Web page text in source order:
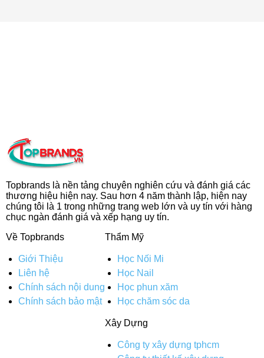
Topbrands là nền tảng chuyên nghiên cứu và đánh giá các
thương hiệu hiện nay. Sau hơn 4 năm thành lập, hiện nay
chúng tôi là 1 trong những trang web lớn và uy tín với hàng
chục ngàn đánh giá và xếp hạng uy tín.
Về Topbrands
Giới Thiệu
Liên hệ
Chính sách nội dung
Chính sách bảo mật
Thẩm Mỹ
Học Nối Mi
Học Nail
Học phun xăm
Học chăm sóc da
Xây Dựng
Công ty xây dựng tphcm